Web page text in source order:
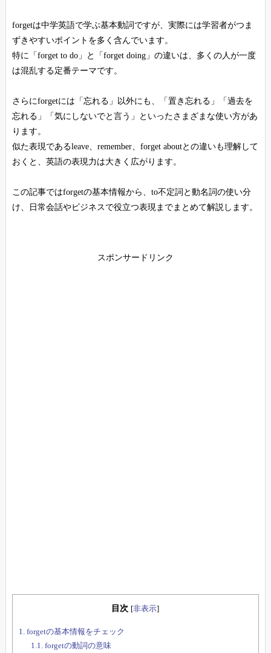
forgetは中学英語で学ぶ基本動詞ですが、実際には学習者がつま
ずきやすいポイントを多く含んでいます。
特に「forget to do」と「forget doing」の違いは、多くの人が一度
は混乱する定番テーマです。
さらにforgetには「忘れる」以外にも、「置き忘れる」「過去を
忘れる」「気にしないでと言う」といったさまざまな使い方があ
ります。
似た表現であるleave、remember、forget aboutとの違いも理解して
おくと、英語の表現力は大きく広がります。
この記事ではforgetの基本情報から、to不定詞と動名詞の使い分
け、日常会話やビジネスで役立つ表現までまとめて解説します。
スポンサードリンク
目次 [非表示]
1. forgetの基本情報をチェック
1.1. forgetの動詞の意味